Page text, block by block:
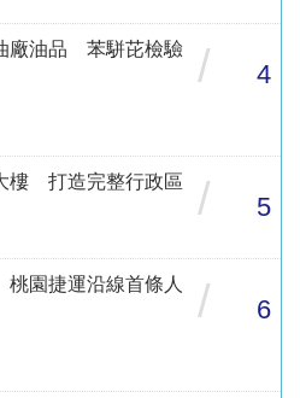
廠油品 苯駢芘檢驗
/ 4
樓 打造完整行政區
/ 5
園捷運沿線首條人
/ 6